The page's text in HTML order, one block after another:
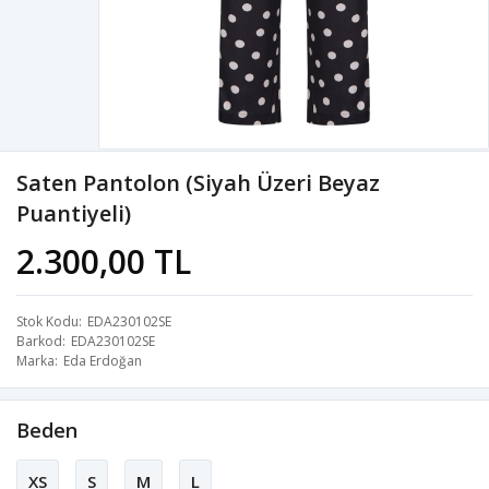
Saten Pantolon (Siyah Üzeri Beyaz
Puantiyeli)
2.300,00 TL
Stok Kodu EDA230102SE
Barkod EDA230102SE
Marka Eda Erdoğan
Beden
XS S M L